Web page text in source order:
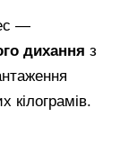
—
дихання з
кілограмів.